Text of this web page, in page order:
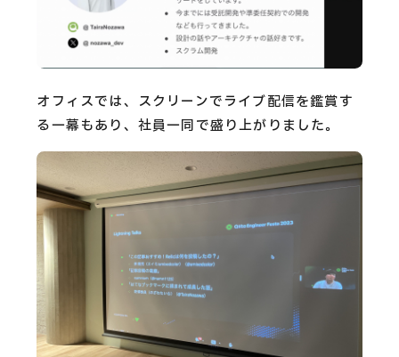
オフィスでは、スクリーンでライブ配信を鑑賞す
る一幕もあり、社員一同で盛り上がりました。